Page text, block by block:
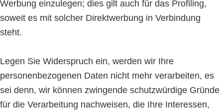
Werbung einzulegen; dies gilt auch für das Profiling,
soweit es mit solcher Direktwerbung in Verbindung
steht.
Legen Sie Widerspruch ein, werden wir Ihre
personenbezogenen Daten nicht mehr verarbeiten, es
sei denn, wir können zwingende schutzwürdige Gründe
für die Verarbeitung nachweisen, die Ihre Interessen,